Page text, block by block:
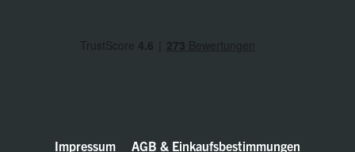
Impressum
AGB & Einkaufsbestimmungen